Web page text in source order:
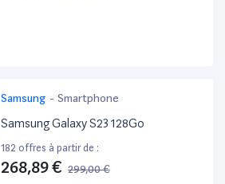
Samsung - Smartphone
Samsung Galaxy S23 128Go
182 offres à partir de :
268,89 € 299,00 €